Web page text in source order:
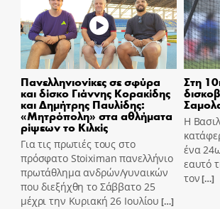
Πανελληνιονίκες σε σφύρα
και δίσκο Γιάννης Κορακίδης
και Δημήτρης Παυλίδης:
«Μητρόπολη» στα αθλήματα
ρίψεων το Κιλκίς
Για τις πρωτιές τους στο
πρόσφατο Stoiximan πανελλήνιο
πρωτάθλημα ανδρών/γυναικών
που διεξήχθη το Σάββατο 25
μέχρι την Κυριακή 26 Ιουλίου […]
Στη
Η
ένα
εαυτό
τον[…]